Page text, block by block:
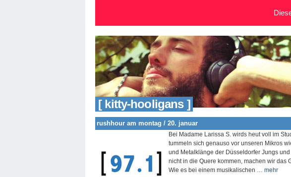
[ kitty-hooligans ]
rushhour am montag / 20. januar
Bei Madame Larissa S. wirds heut voll im
tummeln sich genauso vor unseren Mikros
und Metalklänge der Düsseldorfer Jungs
nicht in die Quere kommen, machen wir das
Wie es bei einem musikalischen … mehr